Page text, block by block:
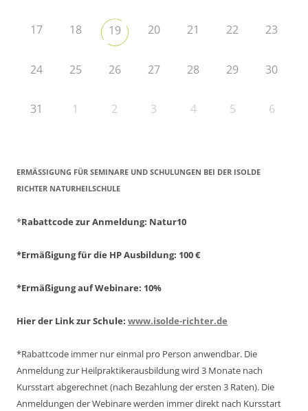
17 18 19 20 21 22 23
24 25 26 27 28 29 30
31 1 2 3 4 5 6
ERMÄSSIGUNG FÜR SEMINARE UND SCHULUNGEN BEI DER ISOLDE R
ICHTER NATURHEILSCHULE
*Rabattcode zur Anmeldung: Natur10
*Ermäßigung für die HP Ausbildung: 100 €
*Ermäßigung auf Webinare: 10%
Hier der Link zur Schule: www.isolde-richter.de
*Rabattcode immer nur einmal pro Person anwendbar. Die
Anmeldung zur Heilpraktikerausbildung wird 3 Monate nach
Kursstart abgerechnet(nach Bezahlung der ersten 3 Raten). Die
Anmeldungen der Webinare werden immer direkt nach Kursstart